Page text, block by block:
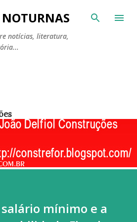
Pular para o conteúdo principal
NOTURNAS
notícias, literatura,
mínimo e a